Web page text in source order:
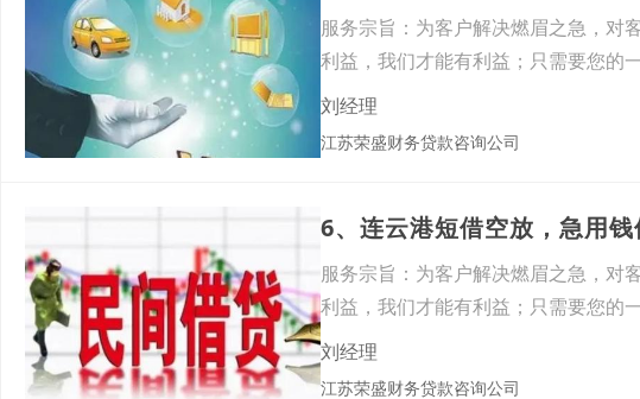
服务宗旨：为客户解决燃眉之急，
利益，我们才能有利益；只需要您
款多
刘经理
江苏荣盛财务贷款咨询公司
6、连云港短借空放，急用钱
服务宗旨：为客户解决燃眉之急，
利益，我们才能有利益；只需要您
款多
刘经理
江苏荣盛财务贷款咨询公司